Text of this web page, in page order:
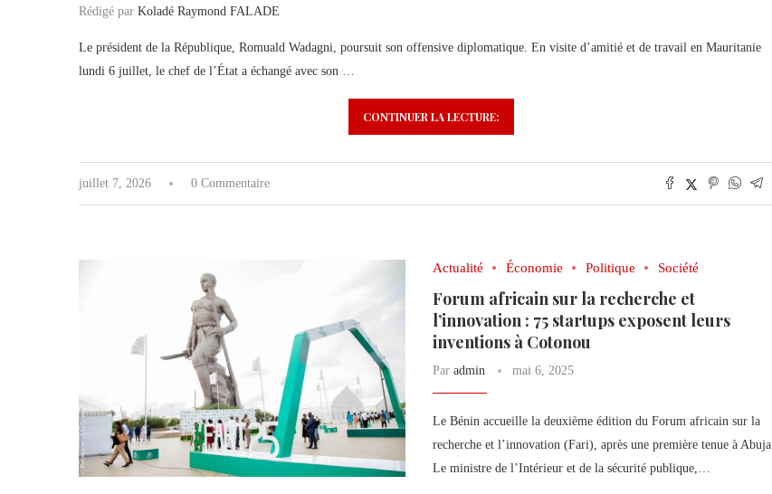
Rédigé par Koladé Raymond FALADE
Le président de la République, Romuald Wadagni, poursuit son offensive diplomatique. En visite d’amitié et de travail en Mauritanie
lundi 6 juillet, le chef de l’État a échangé avec son …
CONTINUER LA LECTURE:
juillet 7, 2026 0 Commentaire
Actualité Économie Politique Société
Forum africain sur la recherche et
l’innovation : 75 startups exposent leurs
inventions à Cotonou
Par admin mai 6, 2025
Le Bénin accueille la deuxième édition du Forum africain sur la
recherche et l’innovation (Fari), après une première tenue à Abuja.
Le ministre de l’Intérieur et de la sécurité publique,…